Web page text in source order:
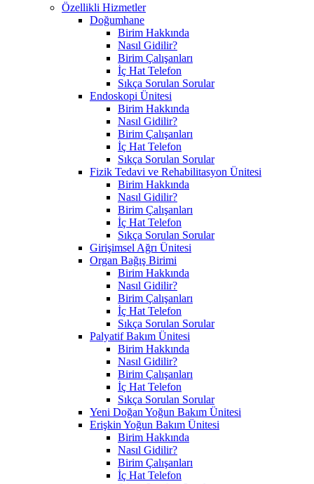
Özellikli Hizmetler
Doğumhane
Birim Hakkında
Nasıl Gidilir?
Birim Çalışanları
İç Hat Telefon
Sıkça Sorulan Sorular
Endoskopi Ünitesi
Birim Hakkında
Nasıl Gidilir?
Birim Çalışanları
İç Hat Telefon
Sıkça Sorulan Sorular
Fizik Tedavi ve Rehabilitasyon Ünitesi
Birim Hakkında
Nasıl Gidilir?
Birim Çalışanları
İç Hat Telefon
Sıkça Sorulan Sorular
Girişimsel Ağrı Ünitesi
Organ Bağış Birimi
Birim Hakkında
Nasıl Gidilir?
Birim Çalışanları
İç Hat Telefon
Sıkça Sorulan Sorular
Palyatif Bakım Ünitesi
Birim Hakkında
Nasıl Gidilir?
Birim Çalışanları
İç Hat Telefon
Sıkça Sorulan Sorular
Yeni Doğan Yoğun Bakım Ünitesi
Erişkin Yoğun Bakım Ünitesi
Birim Hakkında
Nasıl Gidilir?
Birim Çalışanları
İç Hat Telefon